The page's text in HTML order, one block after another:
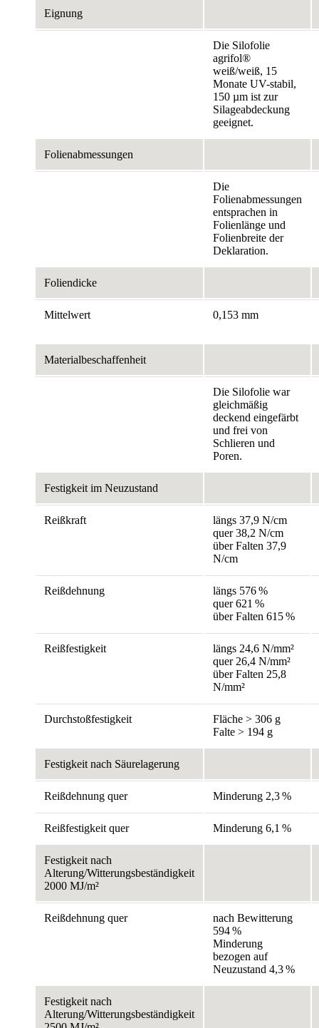
Eignung
Die Silofolie
agrifol®
weiß/weiß, 15
Monate UV-stabil,
150 µm ist zur
Silageabdeckung
geeignet.
Folienabmessungen
Die
Folienabmessungen
entsprachen in
Folienlänge und
Folienbreite der
Deklaration.
Foliendicke
Mittelwert 0,153 mm
Materialbeschaffenheit
Die Silofolie war
gleichmäßig
deckend eingefärbt
und frei von
Schlieren und
Poren.
Festigkeit im Neuzustand
Reißkraft
längs 37,9 N/cm
quer 38,2 N/cm
über Falten 37,9
N/cm
Reißdehnung
längs 576 %
quer 621 %
über Falten 615 %
Reißfestigkeit
längs 24,6 N/mm²
quer 26,4 N/mm²
über Falten 25,8
N/mm²
Durchstoßfestigkeit
Fläche > 306 g
Falte > 194 g
Festigkeit nach Säurelagerung
Reißdehnung quer Minderung 2,3 %
Reißfestigkeit quer Minderung 6,1 %
Festigkeit nach
Alterung/Witterungsbeständigkeit
2000 MJ/m²
Reißdehnung quer
nach Bewitterung
594 %
Minderung
bezogen auf
Neuzustand 4,3 %
Festigkeit nach
Alterung/Witterungsbeständigkeit